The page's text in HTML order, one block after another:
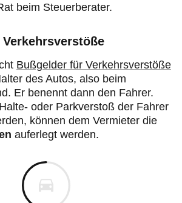
beim Steuerberater.
Bußgelder für Verkehrsverstöße
des Autos, also beim
Er benennt dann den Fahrer.
oder Parkverstoß der Fahrer
können dem Vermieter die
auferlegt werden.